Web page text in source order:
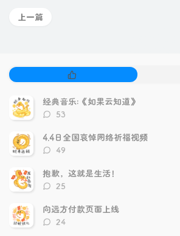
上一篇
门
文
章
经典音乐:《如果云知道》
评
数：
53
4.4日全国哀悼网络祈福视频
评
数：
49
抱歉，这就是生活！
评
数：
25
向远方付款页面上线
评
24